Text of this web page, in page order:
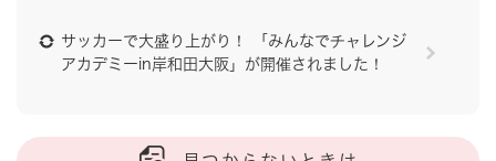
サッカーで大盛り上がり！ 「みんなでチャレンジ
アカデミーin岸和田大阪」が開催されました！